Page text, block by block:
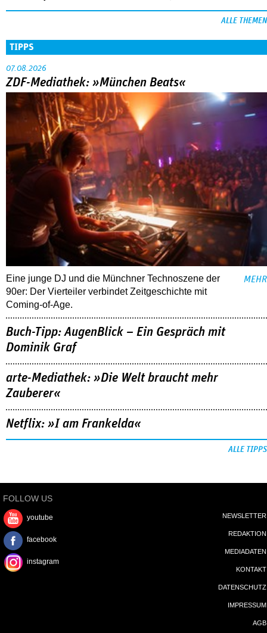
ALLE THEMEN
TIPPS
07.08.2026
ZDF-Mediathek: »München Beats«
Eine junge DJ und die Münchner Technoszene der
90er: Der Vierteiler verbindet Zeitgeschichte mit
Coming-of-Age.
MEHR
Buch-Tipp: AugenBlick – Ein Gespräch mit
Dominik Graf
arte-Mediathek: »Die Welt braucht mehr
Zauberer«
Netflix: »I am Frankelda«
ALLE TIPPS
FOLLOW US
youtube
facebook
instagram
NEWSLETTER
REDAKTION
MEDIADATEN
KONTAKT
DATENSCHUTZ
IMPRESSUM
AGB